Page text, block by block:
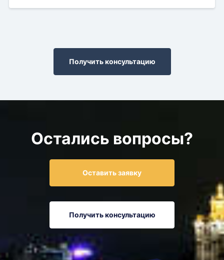
Получить консультацию
Остались вопросы?
Оставить заявку
Получить консультацию